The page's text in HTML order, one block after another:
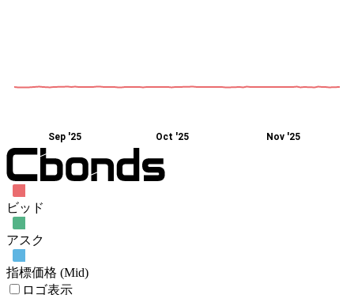
Sep '25 Oct '25 Nov '25
ビッド
アスク
指標価格 (Mid)
ロゴ表示